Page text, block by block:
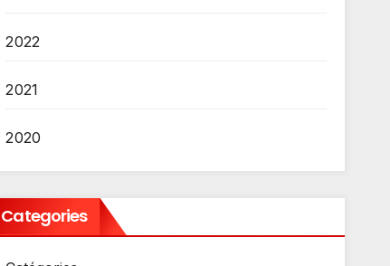
2022
2021
2020
Categories